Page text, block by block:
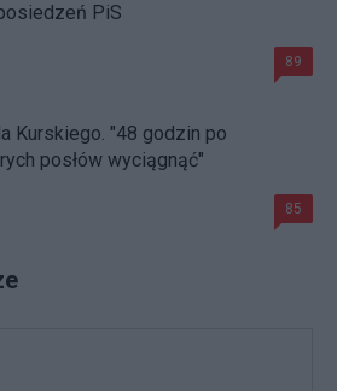
PiS
89
Kurskiego. "48 godzin po
posłów wyciągnąć"
85